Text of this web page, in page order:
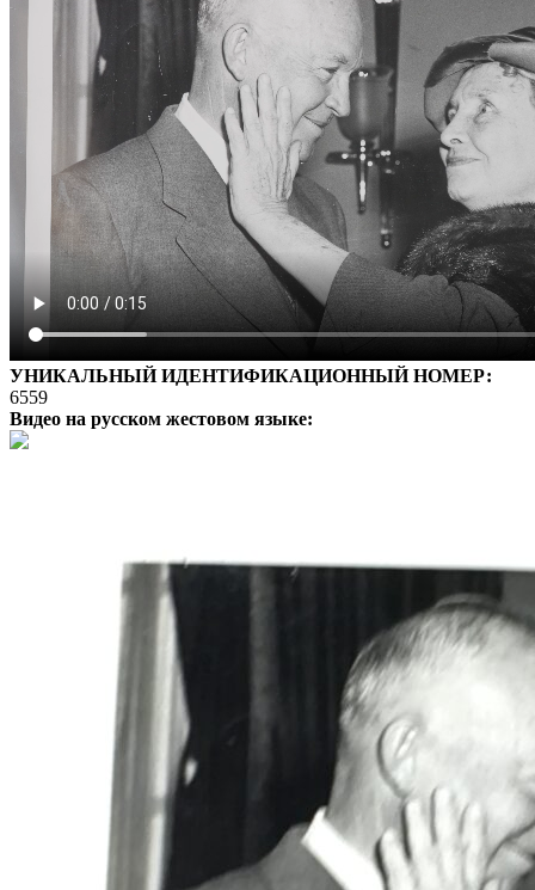
УНИКАЛЬНЫЙ ИДЕНТИФИКАЦИОННЫЙ НОМЕР:
6559
Видео на русском жестовом языке: